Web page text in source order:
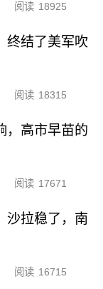
阅读 18925
终结了美军吹
阅读 18315
，高市早苗的
阅读 17671
沙拉稳了，南
阅读 16715